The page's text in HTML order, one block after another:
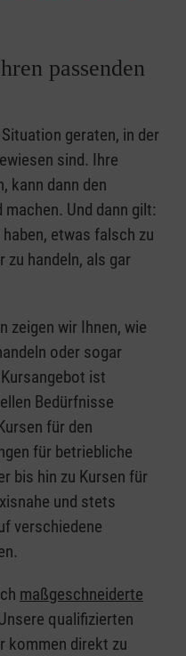
passenden
geraten, in der
sind. Ihre
kann dann den
Und dann gilt:
etwas falsch zu
zu handeln, als gar
zeigen wir Ihnen, wie
oder sogar
ist
Bedürfnisse
für den
für betriebliche
bis hin zu Kursen für
und stets
verschiedene
maßgeschneiderte
qualifizierten
kommen direkt zu